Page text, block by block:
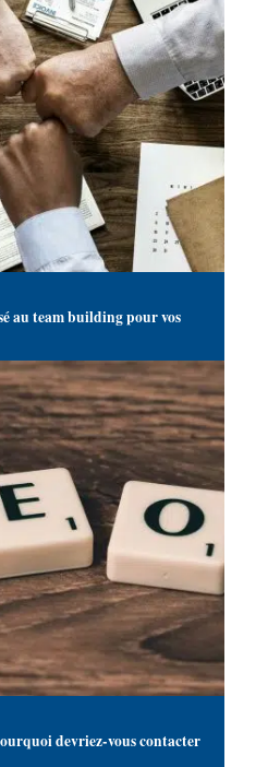
au team building pour vos
devriez-vous contacter